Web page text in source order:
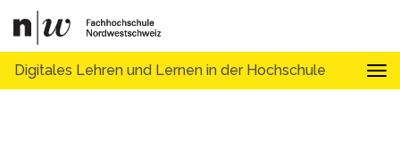
Digitales Lehren und Lernen in der Hochschule